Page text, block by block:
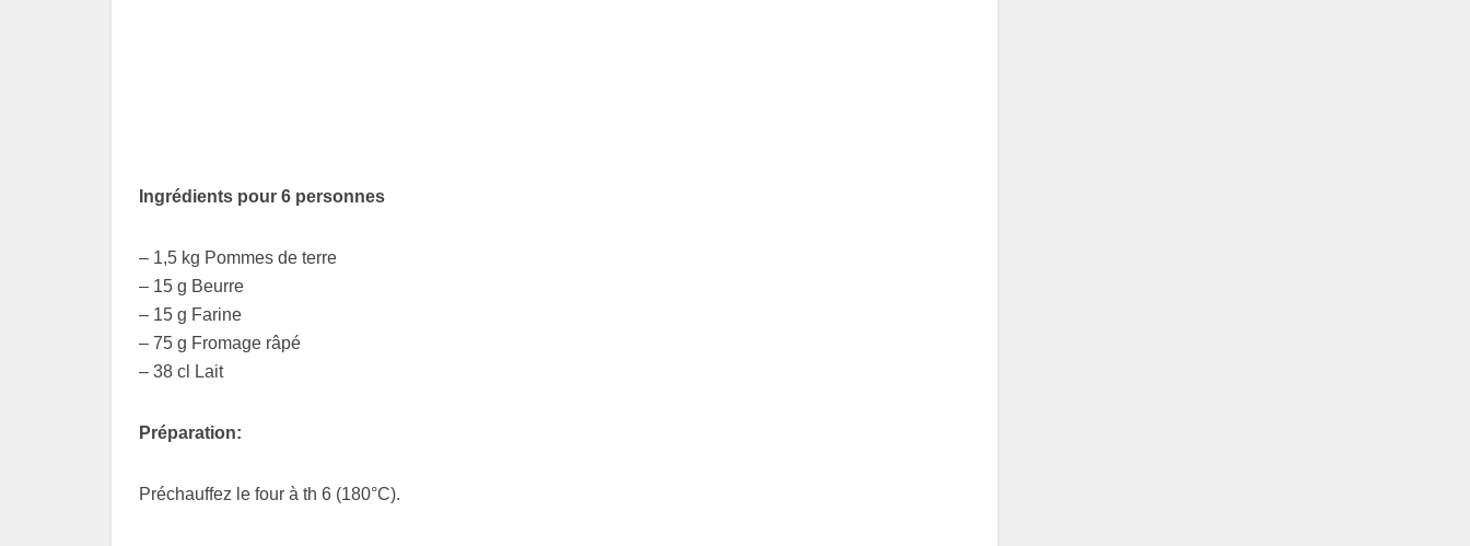
Ingrédients pour 6 personnes
– 1,5 kg Pommes de terre
– 15 g Beurre
– 15 g Farine
– 75 g Fromage râpé
– 38 cl Lait
Préparation:
Préchauffez le four à th 6 (180°C).